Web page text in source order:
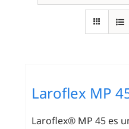
Laroflex MP
Laroflex® MP 45 es